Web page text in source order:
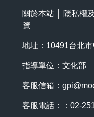
關於本站 隱私權
覽
地址：10491台北
指導單位：文化部
客服信箱：
客服電話：：02-